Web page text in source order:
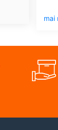
mai